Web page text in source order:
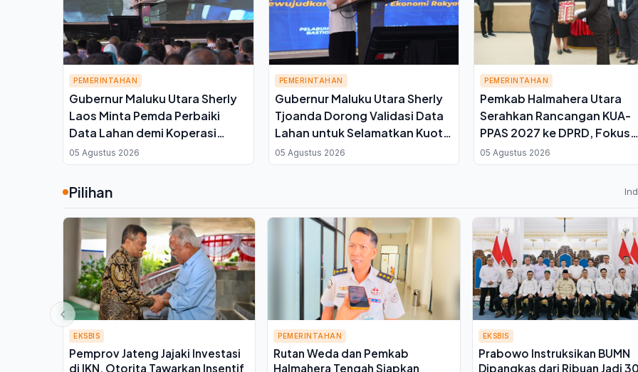
PEMERINTAHAN
Gubernur Maluku Utara Sherly
Laos Minta Pemda Perbaiki
Data Lahan demi Koperasi
Merah Putih, Kuota Sawah
7.500 Hektare Melayang
05 Agustus 2026
PEMERINTAHAN
Gubernur Maluku Utara Sherly
Tjoanda Dorong Validasi Data
Lahan untuk Selamatkan Kuota
Cetak Sawah 7.500 Hektare
05 Agustus 2026
PEMERINTAHAN
Pemkab Halmahera Utara
Serahkan Rancangan KUA-
PPAS 2027 ke DPRD, Fokus
Buka Isolasi Wilayah dan
Perkuat Ekonomi Lokal
05 Agustus 2026
Pilihan
EKSBIS
Pemprov Jateng Jajaki Investasi
di IKN, Otorita Tawarkan Insentif
PEMERINTAHAN
Rutan Weda dan Pemkab
Halmahera Tengah Siapkan
EKSBIS
Prabowo Instruksikan BUMN
Dipangkas dari Ribuan Jadi